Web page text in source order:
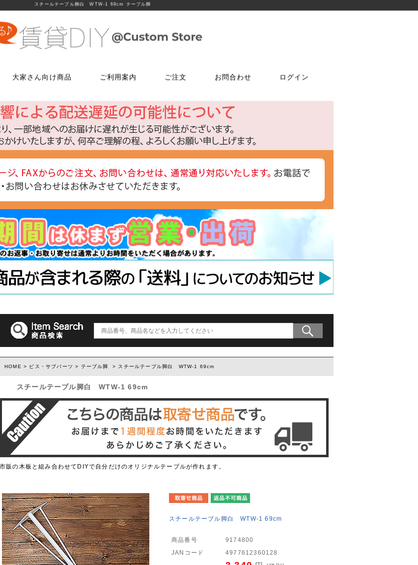
スチールテーブル脚白 WTW-1 69cm テーブル脚
床に使う
貼ってはがせるクッションフロア
フローリング補修グッズ
貼って剥がせるカーペットシート
ジョイントロック
水回りに使う
FiberFix(ファイバーフックス)
木材・材料
塗装済み木材UROCO
工具・道具
ローラー・ハケ
マスカー
その他道具類
反射・蓄光・フェルトテープ
接着剤
ゴムロープ・ゴムバンド
ビス・サブパーツ
ソーホースブラケット
テーブル脚
石膏ボード用アンカー
棚柱
コンクリート等用アンカー
1×4、2×4の木材専用連結金具
「ジョイントプレート」
かんたんあんしん珪藻土
取っ手(ダルトン)
つまみ(ダルトン)
フック(ダルトン)
大家さん向け商品
ノブ交換パーツ
・ドアノブ
ノブ
ノブ
アノブ
付きドアノブ
・菌除去シート
床に使う
貼ってはがせるクッションフロア
フローリング補修グッズ
貼って剥がせるカーペットシート
ジョイントロック
水回りに使う
特選商品
アルコールチェッカー
特注アミド
ご利用案内 ご注文
FAXでのご注文
06-7635-5174
FAX注文用紙はこちら
メールでのご注文はこちら
お問合わせ
お電話でのご注文
06-6723-5060
カスタマーセンター
平日9：30～17：00
LINEでお問合せは
こちらから友達追加
ログイン
HOME > ビス・サブパーツ > テーブル脚 > スチールテーブル脚白 WTW-1 69cm
スチールテーブル脚白 WTW-1 69cm
市販の木板と組み合わせてDIYで自分だけのオリジナルテーブルが作れます。
スチールテーブル脚白 WTW-1 69cm
商品番号
9174800
JANコード
4977612360128